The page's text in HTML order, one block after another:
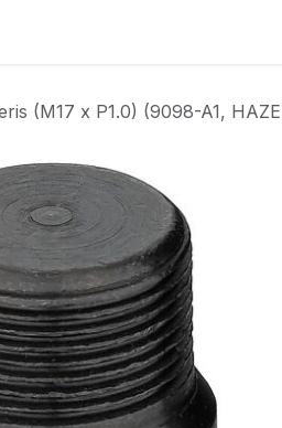
(M17 x P1.0) (9098-A1,